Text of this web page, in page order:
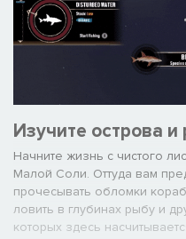
Изучите острова и
Начните жизнь с чистого
Малой Соли. Оттуда вам
прочесывать обломки
ловить в глубинах рыбу и
которых здесь